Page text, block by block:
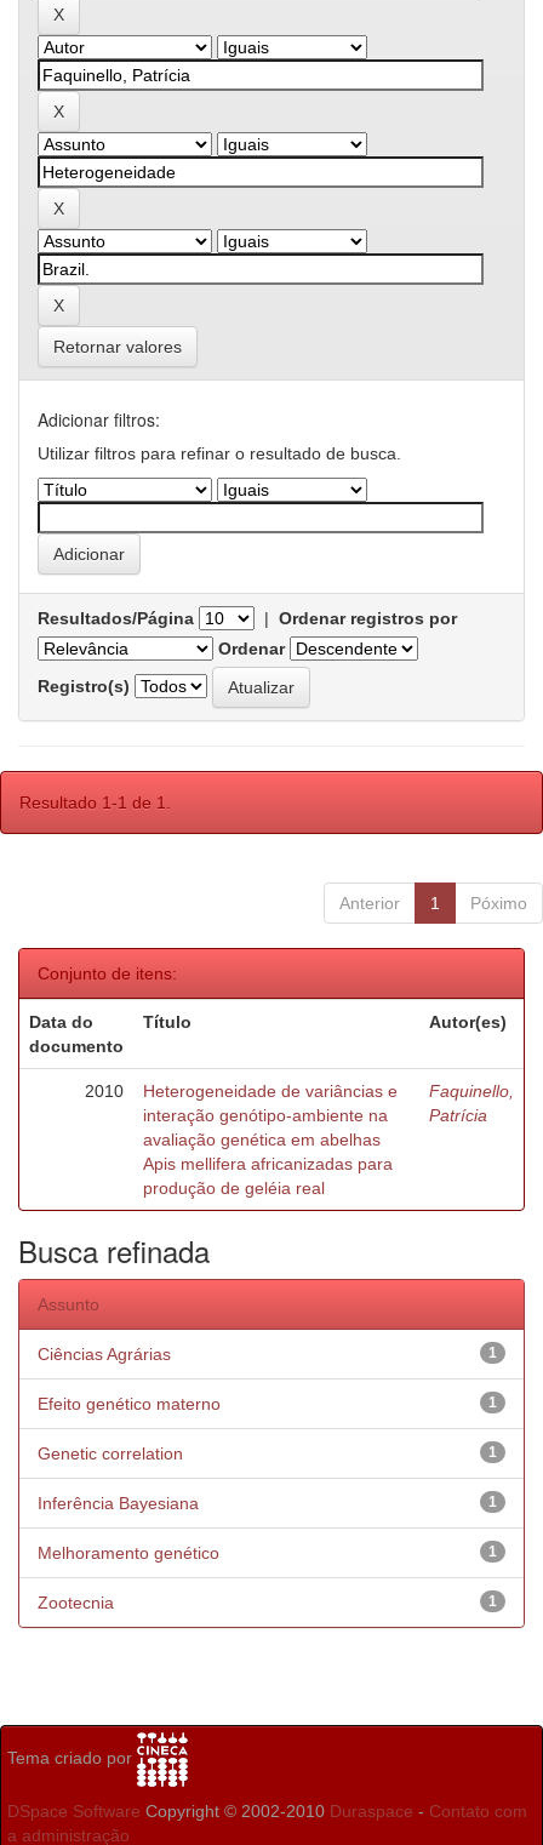
Retornar valores
Adicionar filtros:
Utilizar filtros para refinar o resultado de busca.
Resultados/Página | Ordenar registros por
Ordenar
Registro(s)
Resultado 1-1 de 1.
Anterior 1 Póximo
Conjunto de itens:
Data do
documento
Título Autor(es)
2010
Heterogeneidade de variâncias e
interação genótipo-ambiente na
avaliação genética em abelhas
Apis mellifera africanizadas para
produção de geléia real
Faquinello,
Patrícia
Busca refinada
Assunto
1
Ciências Agrárias
1
Efeito genético materno
1
Genetic correlation
1
Inferência Bayesiana
1
Melhoramento genético
1
Zootecnia
Tema criado por
DSpace Software Copyright © 2002-2010 Duraspace - Contato com
a administração